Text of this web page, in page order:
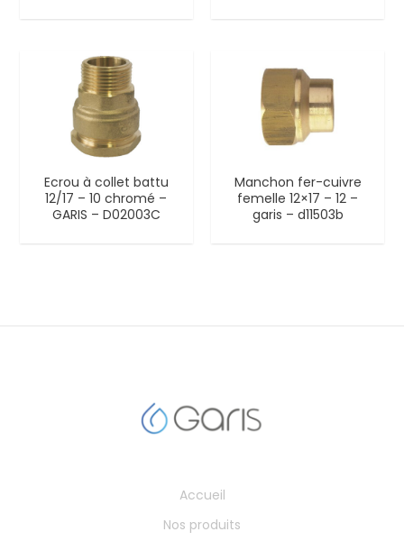
Ecrou à collet battu
12/17 – 10 chromé –
GARIS – D02003C
Manchon fer-cuivre
femelle 12×17 – 12 –
garis – d11503b
Accueil
Nos produits